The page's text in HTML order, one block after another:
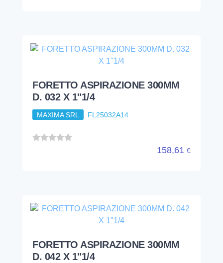
FORETTO ASPIRAZIONE 300MM
D. 032 X 1"1/4
MAXIMA SRL FL25032A14
158,61 €
FORETTO ASPIRAZIONE 300MM
D. 042 X 1"1/4